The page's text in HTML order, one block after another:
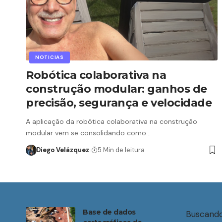
NOTICIAS
Robótica colaborativa na
construção modular: ganhos de
precisão, segurança e velocidade
A aplicação da robótica colaborativa na construção
modular vem se consolidando como…
Diego Velázquez 5 Min de leitura
Base de dados